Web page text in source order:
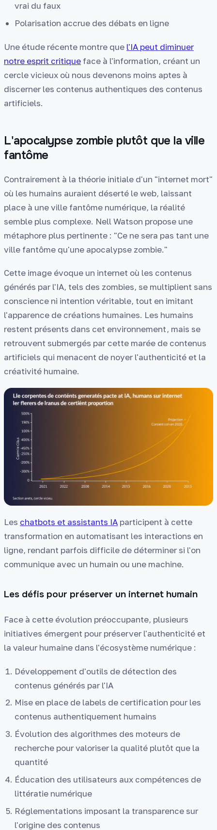
vrai du faux
Polarisation accrue des débats en ligne
Une étude récente montre que l'IA peut diminuer
notre esprit critique face à l'information, créant un
cercle vicieux où nous devenons moins aptes à
discerner les contenus authentiques des contenus
artificiels.
L'apocalypse zombie plutôt que la ville
fantôme
Contrairement à la théorie initiale d'un "internet mort"
où les humains auraient déserté le web, laissant
place à une ville fantôme numérique, la réalité
semble plus complexe. Nell Watson propose une
métaphore plus pertinente : "Ce ne sera pas tant une
ville fantôme qu'une apocalypse zombie."
Cette image évoque un internet où les contenus
générés par l'IA, tels des zombies, se multiplient sans
conscience ni intention véritable, tout en imitant
l'apparence de créations humaines. Les humains
restent présents dans cet environnement, mais se
retrouvent submergés par cette marée de contenus
artificiels qui menacent de noyer l'authenticité et la
créativité humaine.
Les chatbots et assistants IA participent à cette
transformation en automatisant les interactions en
ligne, rendant parfois difficile de déterminer si l'on
communique avec un humain ou une machine.
Les défis pour préserver un internet humain
Face à cette évolution préoccupante, plusieurs
initiatives émergent pour préserver l'authenticité et
la valeur humaine dans l'écosystème numérique :
Développement d'outils de détection des
contenus générés par l'IA
Mise en place de labels de certification pour les
contenus authentiquement humains
Évolution des algorithmes des moteurs de
recherche pour valoriser la qualité plutôt que la
quantité
Éducation des utilisateurs aux compétences de
littératie numérique
Réglementations imposant la transparence sur
l'origine des contenus